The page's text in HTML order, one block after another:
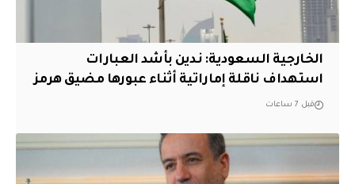
‏الخارجية السعودية: ندين بأشد العبارات
استهداف ناقلة إماراتية أثناء عبورها مضيق هرمز
قبل 7 ساعات